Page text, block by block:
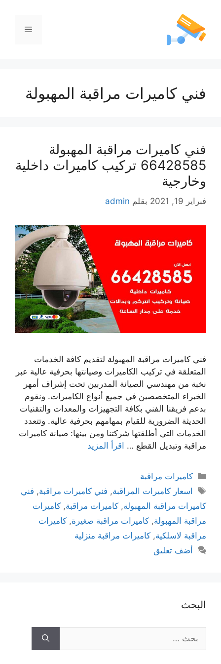
فني كاميرات مراقبة المهبولة
فني كاميرات مراقبة المهبولة
66428585 تركيب كاميرات داخلية
وخارجية
فبراير 19, 2021 بقلم admin
فني كاميرات مراقبة المهبولة لتقديم كافة الخدمات
المتعلقة في تركيب الكاميرات وصيانتها بحرفية عالية عبر
نخبة من مهندسي الصيانة المدربين تحت إشراف أمهر
الخبراء المتخصصين في جميع أنواع الكاميرات. ونقوم
بدعم فريقنا الفني بكافة التجهيزات والمعدات والتقنيات
الحديثة الضرورية للقيام بمهامهم بحرفية عالية. وتتعدد
الخدمات التي أطلقتها شركتنا ومن بينها: صيانة كاميرات
مراقبة وتبديل القطع … اقرأ المزيد
كاميرات مراقبة
اسعار كاميرات المراقبة, فني كاميرات مراقبة, فني
كاميرات مراقبة المهبولة, كاميرات مراقبة, كاميرات
مراقبة المهبولة, كاميرات مراقبة صغيرة, كاميرات
مراقبة لاسلكية, كاميرات مراقبة منزلية
أضف تعليق
البحث